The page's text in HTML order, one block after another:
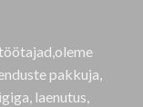
pakkuja,
laenutus,